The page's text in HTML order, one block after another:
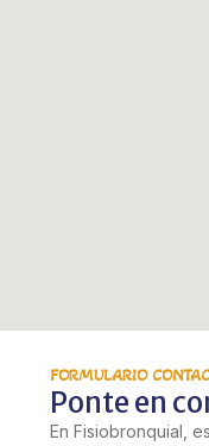
FORMULARIO
Ponte en
En Fisiobronquial,